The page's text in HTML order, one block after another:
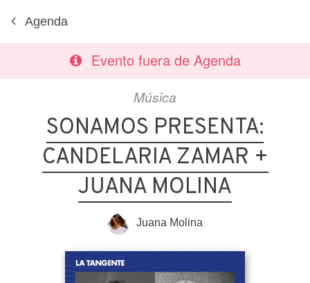
Agenda
Evento fuera de Agenda
Música
SONAMOS PRESENTA:
CANDELARIA ZAMAR +
JUANA MOLINA
Juana Molina